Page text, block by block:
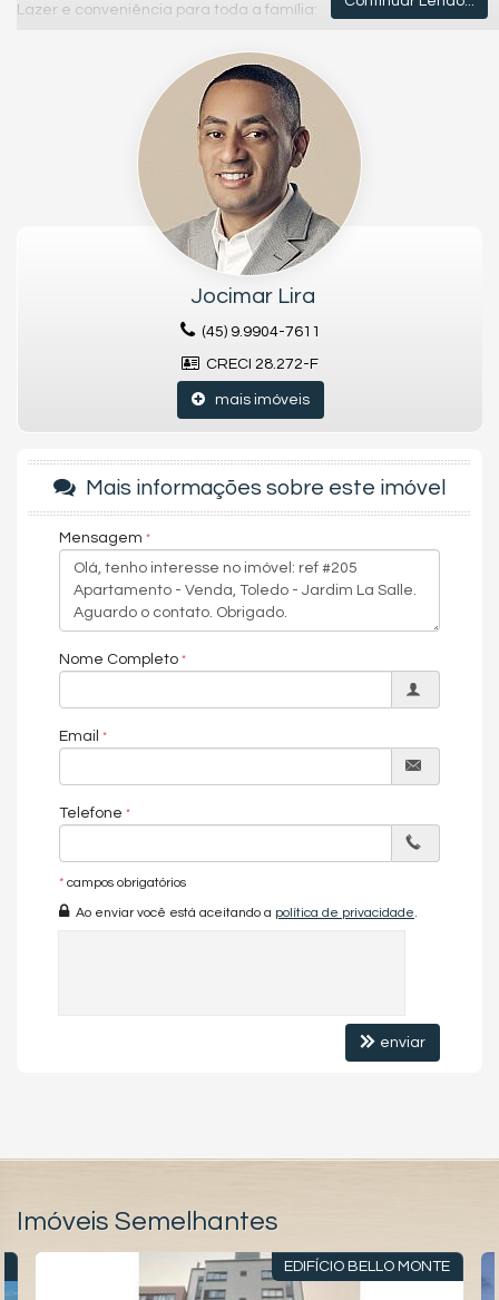
Lazer e conveniência para toda a família:
Praticidade, conforto e qualidade de vida esperam por você.
📞 Agende sua visita e descubra seu novo lar!
Jocimar Lira
(45) 9.9904-7611
CRECI 28.272-F
mais imóveis
Mais informações sobre este imóvel
Mensagem
Nome Completo
Email
Telefone
* campos obrigatórios
Ao enviar você está aceitando a política de privacidade
enviar
Imóveis Semelhantes
EDIFÍCIO BELLO MONTE